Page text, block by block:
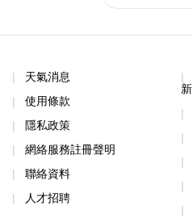
天氣消息
使用條款
隱私政策
網絡服務註冊聲明
聯絡資料
人才招聘
新